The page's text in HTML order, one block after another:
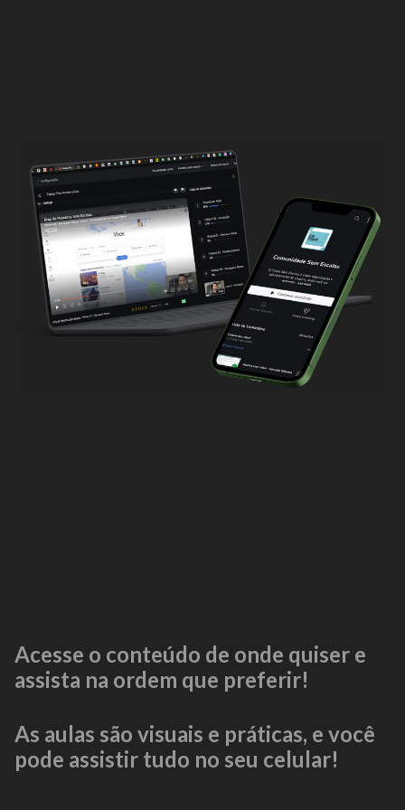
Acesse o conteúdo de onde quiser e
assista na ordem que preferir!
As aulas são visuais e práticas, e você
pode assistir tudo no seu celular!